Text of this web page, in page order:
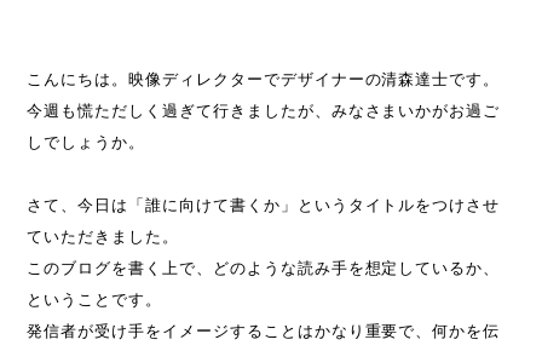
こんにちは。映像ディレクターでデザイナーの清森達士です。
今週も慌ただしく過ぎて行きましたが、みなさまいかがお過ご
しでしょうか。
さて、今日は「誰に向けて書くか」というタイトルをつけさせ
ていただきました。
このブログを書く上で、どのような読み手を想定しているか、
ということです。
発信者が受け手をイメージすることはかなり重要で、何かを伝